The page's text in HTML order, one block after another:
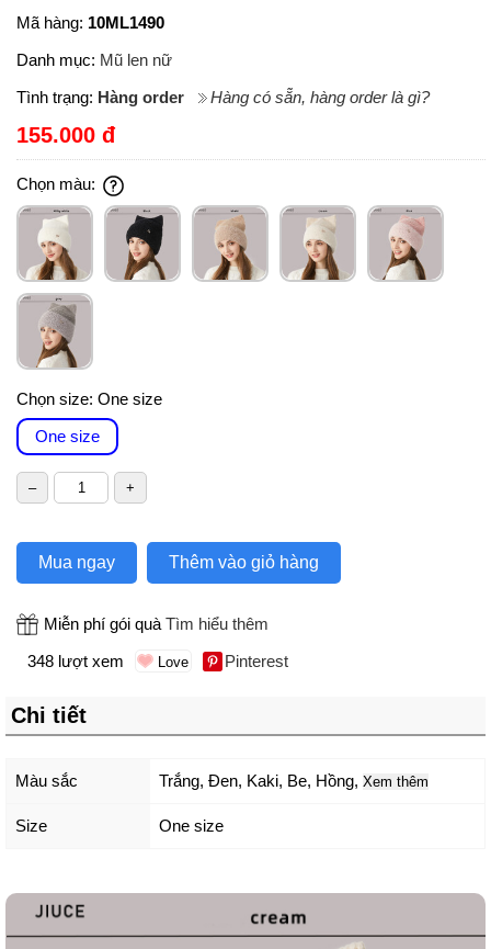
Mã hàng: 10ML1490
Danh mục: Mũ len nữ
Tình trạng: Hàng order Hàng có sẵn, hàng order là gì?
155.000 đ
Chọn màu:
Chọn size: One size
One size
Mua ngay Thêm vào giỏ hàng
Miễn phí gói quà Tìm hiểu thêm
348 lượt xem
Pinterest
Chi tiết
Màu sắc Trắng, Đen, Kaki, Be, Hồng, Xem thêm
Size One size